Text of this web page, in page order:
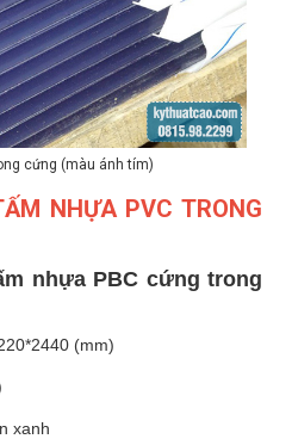
cứng (màu ánh tím)
NHỰA PVC TRONG
nhựa PBC cứng trong
(mm)
xanh